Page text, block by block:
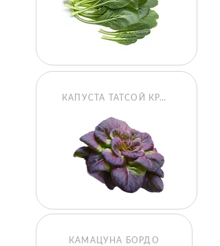
КАПУСТА ТАТСОЙ КРАСНАЯ
КАМАЦУНА БОРДО